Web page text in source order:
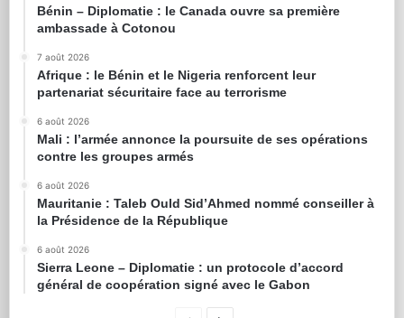
Bénin – Diplomatie : le Canada ouvre sa première
ambassade à Cotonou
7 août 2026
Afrique : le Bénin et le Nigeria renforcent leur
partenariat sécuritaire face au terrorisme
6 août 2026
Mali : l’armée annonce la poursuite de ses opérations
contre les groupes armés
6 août 2026
Mauritanie : Taleb Ould Sid’Ahmed nommé conseiller à
la Présidence de la République
6 août 2026
Sierra Leone – Diplomatie : un protocole d’accord
général de coopération signé avec le Gabon